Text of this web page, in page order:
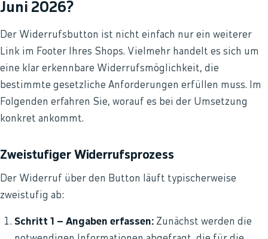
Juni 2026?
Der Widerrufsbutton ist nicht einfach nur ein weiterer
Link im Footer Ihres Shops. Vielmehr handelt es sich um
eine klar erkennbare Widerrufsmöglichkeit, die
bestimmte gesetzliche Anforderungen erfüllen muss. Im
Folgenden erfahren Sie, worauf es bei der Umsetzung
konkret ankommt.
Zweistufiger Widerrufsprozess
Der Widerruf über den Button läuft typischerweise
zweistufig ab:
Schritt 1 – Angaben erfassen: Zunächst werden die